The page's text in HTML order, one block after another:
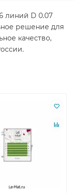
линий D 0.07
решение для
качество,